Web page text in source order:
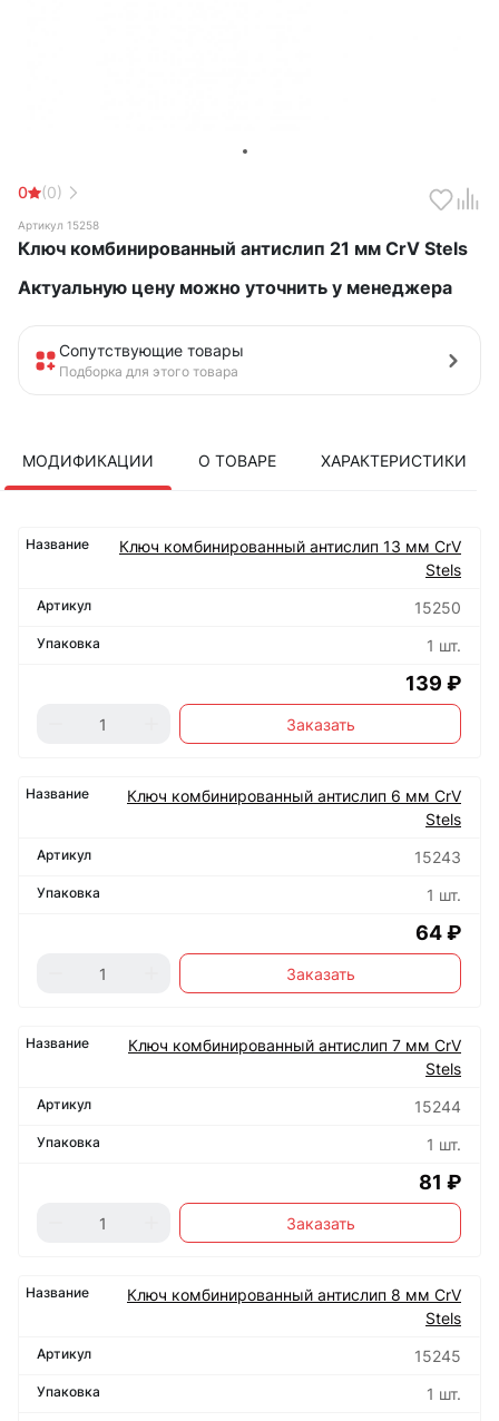
0 (0)
Артикул 15258
Ключ комбинированный антислип 21 мм CrV Stels
Актуальную цену можно уточнить у менеджера
Сопутствующие товары
Подборка для этого товара
МОДИФИКАЦИИ О ТОВАРЕ ХАРАКТЕРИСТИКИ
Ключ комбинированный антислип 13 мм CrV
Stels
15250
1 шт.
139 ₽
Заказать
Ключ комбинированный антислип 6 мм CrV
Stels
15243
1 шт.
64 ₽
Заказать
Ключ комбинированный антислип 7 мм CrV
Stels
15244
1 шт.
81 ₽
Заказать
Ключ комбинированный антислип 8 мм CrV
Stels
15245
1 шт.